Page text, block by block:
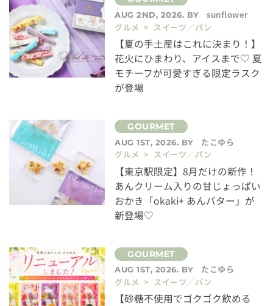
AUG 2ND, 2026. BY
sunflower
グルメ > スイーツ／パン
【夏の手土産はこれに決まり！】
花火にひまわり、アイスまで♡ 夏
モチーフが可愛すぎる限定ラスク
が登場
AUG 1ST, 2026. BY
たこゆら
グルメ > スイーツ／パン
【東京駅限定】8月だけの新作！
あんクリーム入りの甘じょっぱい
おかき「okaki+ あんバター」が
新登場♡
AUG 1ST, 2026. BY
たこゆら
グルメ > スイーツ／パン
【砂糖不使用でゴクゴク飲める